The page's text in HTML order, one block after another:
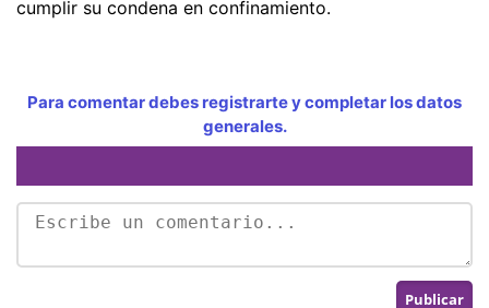
cumplir su condena en confinamiento.
Para comentar debes registrarte y completar los datos
generales.